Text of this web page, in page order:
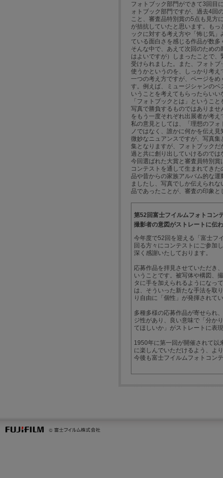
フォトブック部門ができて3回目
ォトブック部門ですが、過去4回
こと、審査品特別賞の5点も見方
が拮抗していたと思います。も
ックに対する考え方や「怖じ気
ている面白さを感じる作品が数多
そんな中で、あえて次回のため
はよいですが）しまったことで
受けられました。また、フォト
使うかというのを、しっかり考
一つの考え方ですが、ページを
す。例えば、ミュージシャンの
いうことを考えてもらったらい
「フォトブックとは」というこ
写真で勝負するものではありま
をもう一度それぞれ出展者が考
私の意見としては、「理想のフ
ノではなく、誰かに何かを伝え
微妙なニュアンスですが、写真
集となりますが、フォトブック
過と共に創り出していけるので
今回選ばれた大賞と審査員特別
コンテストを通して生まれてき
品や昔からの家族アルバム的な
ましたし、写真でしか伝えられ
品であったことが、審査の印象
第52回富士フイルムフォトコン
撮影者の意図がストレートに伝
今年度で52回を迎える「富士フ
回る方々にコンテストにご参加
深く感謝いたしております。
応募作品を拝見させていただき
いうことです。被写体や構図、
タに手を加えられるようになっ
は、そういった新たな手法を取
り自由に「個性」が発揮されて
多種多様の応募作品が寄せられ
ジ性があり、良い意味で「分か
てほしいか」がストレートに表
1950年に第一回が開催されて以
に楽しんでいただけるよう、よ
今後も富士フイルムフォトコン